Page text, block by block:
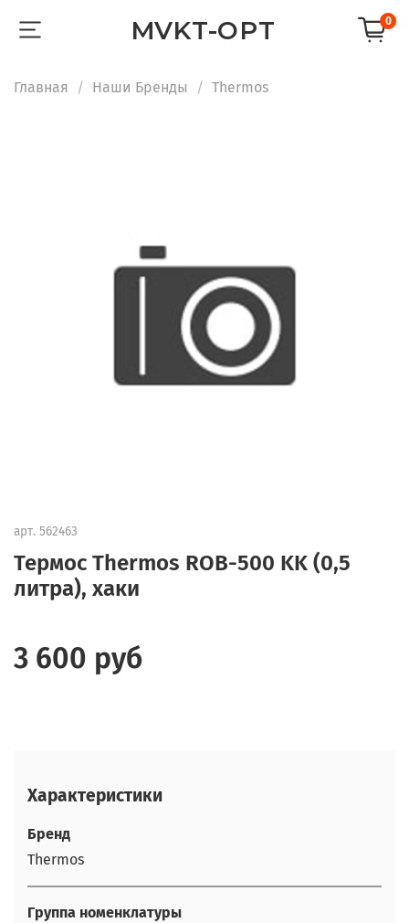
MVKT-OPT 0
Главная Наши Бренды Thermos
арт. 562463
Термос Thermos ROB-500 KK (0,5
литра), хаки
3 600 руб
Характеристики
Бренд
Thermos
Группа номенклатуры